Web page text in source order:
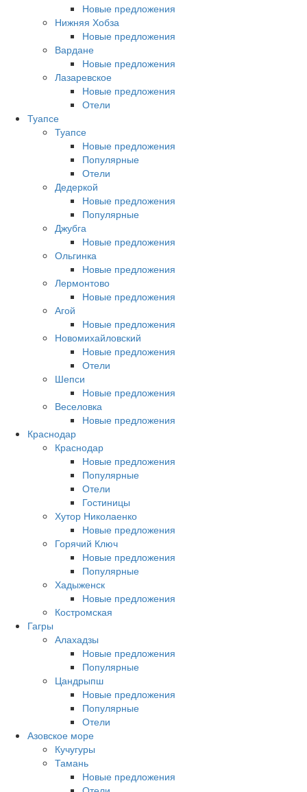
Новые предложения
Нижняя Хобза
Новые предложения
Вардане
Новые предложения
Лазаревское
Новые предложения
Отели
Туапсе
Туапсе
Новые предложения
Популярные
Отели
Дедеркой
Новые предложения
Популярные
Джубга
Новые предложения
Ольгинка
Новые предложения
Лермонтово
Новые предложения
Агой
Новые предложения
Новомихайловский
Новые предложения
Отели
Шепси
Новые предложения
Веселовка
Новые предложения
Краснодар
Краснодар
Новые предложения
Популярные
Отели
Гостиницы
Хутор Николаенко
Новые предложения
Горячий Ключ
Новые предложения
Популярные
Хадыженск
Новые предложения
Костромская
Гагры
Алахадзы
Новые предложения
Популярные
Цандрыпш
Новые предложения
Популярные
Отели
Азовское море
Кучугуры
Тамань
Новые предложения